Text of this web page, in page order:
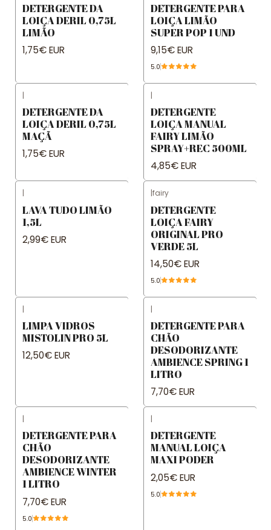
DETERGENTE DA
LOIÇA DERIL 0,75L
LIMÃO
1,75€ EUR
DETERGENTE PARA
LOIÇA LIMÃO
SUPER POP 1 UND
9,15€ EUR
5.0
|
DETERGENTE DA
LOIÇA DERIL 0,75L
MAÇÃ
1,75€ EUR
|
DETERGENTE
LOIÇA MANUAL
FAIRY LIMÃO
SPRAY+REC 500ML
4,85€ EUR
|
LAVA TUDO LIMÃO
1,5L
2,99€ EUR
|fairy
DETERGENTE
LOIÇA FAIRY
ORIGINAL PRO
VERDE 5L
14,50€ EUR
5.0
|
LIMPA VIDROS
MISTOLIN PRO 5L
12,50€ EUR
|
DETERGENTE PARA
CHÃO
DESODORIZANTE
AMBIENCE SPRING 1
LITRO
7,70€ EUR
|
DETERGENTE PARA
CHÃO
DESODORIZANTE
AMBIENCE WINTER
1 LITRO
7,70€ EUR
5.0
|
DETERGENTE
MANUAL LOIÇA
MAXI PODER
2,05€ EUR
5.0